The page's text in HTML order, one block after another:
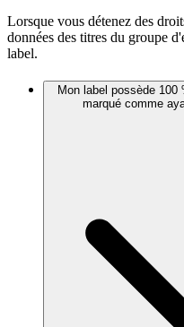
Lorsque vous détenez des
données des titres du groupe
label.
Mon label possède
marqué comme